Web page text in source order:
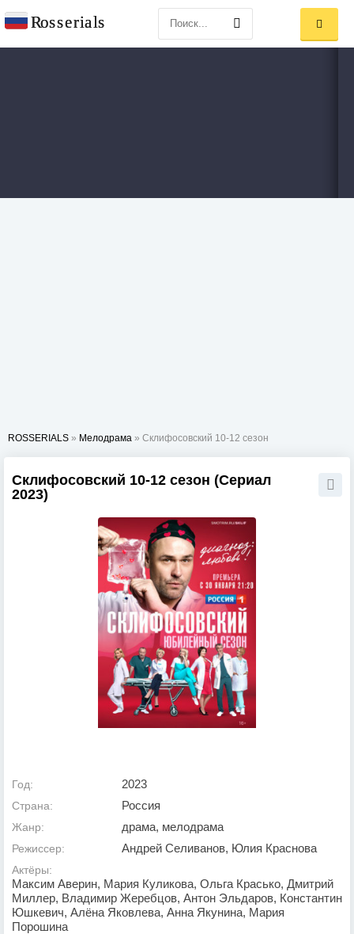
ROSSERIALS » Мелодрама » Склифосовский 10-12 сезон
Склифосовский 10-12 сезон (Сериал
2023)
Год: 2023
Страна: Россия
Жанр: драма, мелодрама
Режиссер: Андрей Селиванов, Юлия Краснова
Актёры:
Максим Аверин, Мария Куликова, Ольга Красько, Дмитрий
Миллер, Владимир Жеребцов, Антон Эльдаров, Константин
Юшкевич, Алёна Яковлева, Анна Якунина, Мария
Порошина